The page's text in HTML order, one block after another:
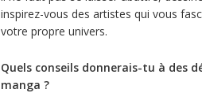
inspirez-vous des artistes qui vous
votre propre univers.
Quels conseils donnerais-tu à des
manga ?